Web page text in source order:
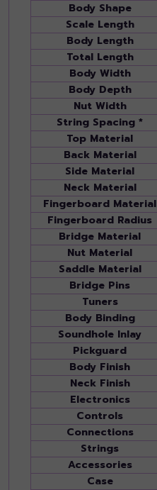
Body Shape
Scale Length
Body Length
Total Length
Body Width
Body Depth
Nut Width
String Spacing *
Top Material
Back Material
Side Material
Neck Material
Fingerboard Material
Fingerboard Radius
Bridge Material
Nut Material
Saddle Material
Bridge Pins
Tuners
Body Binding
Soundhole Inlay
Pickguard
Body Finish
Neck Finish
Electronics
Controls
Connections
Strings
Accessories
Case